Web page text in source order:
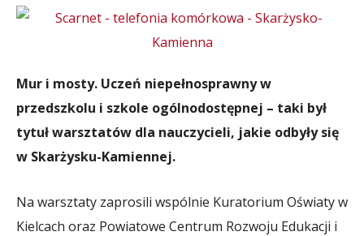
Mur i mosty. Uczeń niepełnosprawny w
przedszkolu i szkole ogólnodostępnej – taki był
tytuł warsztatów dla nauczycieli, jakie odbyły się
w Skarżysku-Kamiennej.
Na warsztaty zaprosili wspólnie Kuratorium Oświaty w
Kielcach oraz Powiatowe Centrum Rozwoju Edukacji i